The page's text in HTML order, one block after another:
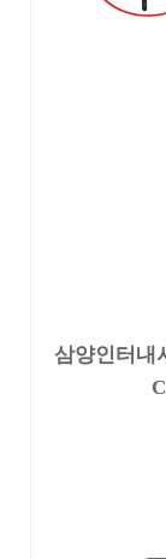
삼양인터내